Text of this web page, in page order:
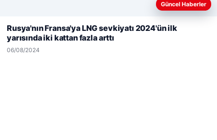
Web sitemizi nasıl kullandığınızı daha iyi anlayabilmek,
kullanıyoruz.Çerez Politikamız
Güncel Haberler
Rusya'nın Fransa'ya LNG sevkiyatı 2024'ün ilk
yarısında iki kattan fazla arttı
06/08/2024